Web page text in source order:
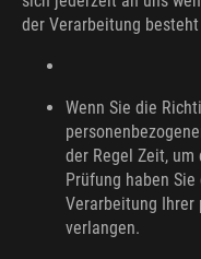
der Verarbeitung
Wenn Sie die
der Regel Zeit,
Prüfung haben
Verarbeitung Ihrer
verlangen.